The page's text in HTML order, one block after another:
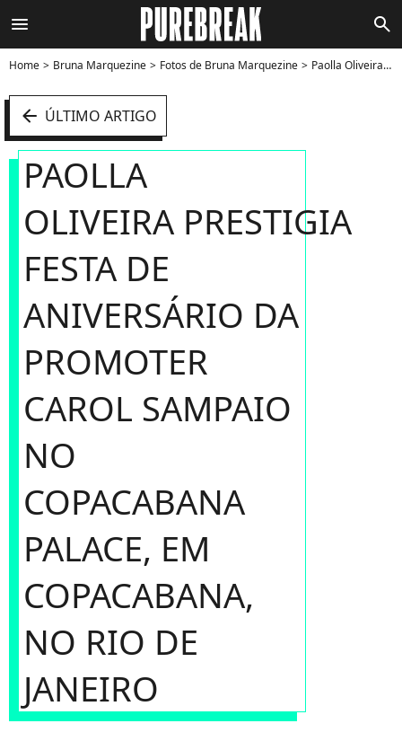
menu search
Home Bruna Marquezine Fotos de Bruna Marquezine Paolla Oliveira prestigia festa de aniversário da promoter Carol Sampaio no Copacabana Palace, em Copacabana, no Rio de Janeiro - Foto
arrow_left ÚLTIMO ARTIGO
PAOLLA
OLIVEIRA PRESTIGIA
FESTA DE
ANIVERSÁRIO DA
PROMOTER
CAROL SAMPAIO
NO
COPACABANA
PALACE, EM
COPACABANA,
NO RIO DE
JANEIRO